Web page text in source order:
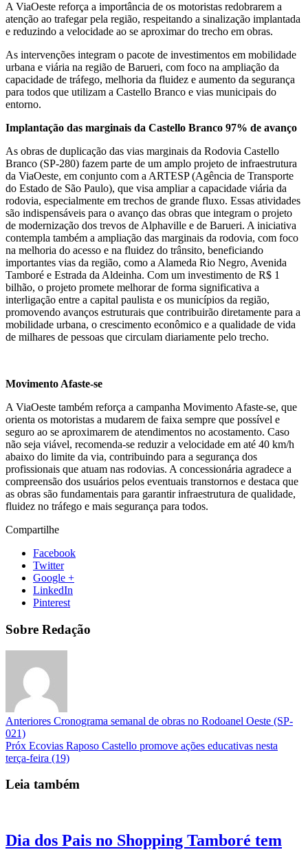
A ViaOeste reforça a importância de os motoristas redobrarem a
atenção ao trafegar pela região, respeitando a sinalização implantada
e reduzindo a velocidade ao se aproximar do trecho em obras.
As intervenções integram o pacote de investimentos em mobilidade
urbana e viária na região de Barueri, com foco na ampliação da
capacidade de tráfego, melhoria da fluidez e aumento da segurança
para todos que utilizam a Castello Branco e vias municipais do
entorno.
Implantação das marginais da Castello Branco 97% de avanço
As obras de duplicação das vias marginais da Rodovia Castello
Branco (SP-280) fazem parte de um amplo projeto de infraestrutura
da ViaOeste, em conjunto com a ARTESP (Agência de Transporte
do Estado de São Paulo), que visa ampliar a capacidade viária da
rodovia, especialmente em trechos de grande fluxo. Essas atividades
são indispensáveis para o avanço das obras que integram o projeto
de modernização dos trevos de Alphaville e de Barueri. A iniciativa
contempla também a ampliação das marginais da rodovia, com foco
na melhoria do acesso e na fluidez do trânsito, beneficiando
importantes vias da região, como a Alameda Rio Negro, Avenida
Tamboré e Estrada da Aldeinha. Com um investimento de R$ 1
bilhão, o projeto promete melhorar de forma significativa a
interligação entre a capital paulista e os municípios da região,
promovendo avanços estruturais que contribuirão diretamente para a
mobilidade urbana, o crescimento econômico e a qualidade de vida
de milhares de pessoas que circulam diariamente pelo trecho.
Movimento Afaste-se
A ViaOeste também reforça a campanha Movimento Afaste-se, que
orienta os motoristas a mudarem de faixa sempre que possível e
seguro ao se aproximarem de atendimentos no acostamento. Caso
não seja viável, recomenda-se reduzir a velocidade em até 40 km/h
abaixo do limite da via, contribuindo para a segurança dos
profissionais que atuam nas rodovias. A concessionária agradece a
compreensão dos usuários pelos eventuais transtornos e destaca que
as obras são fundamentais para garantir infraestrutura de qualidade,
fluidez no tráfego e mais segurança para todos.
Compartilhe
Facebook
Twitter
Google +
LinkedIn
Pinterest
Sobre Redação
Anteriores Cronograma semanal de obras no Rodoanel Oeste (SP-
021)
Próx Ecovias Raposo Castello promove ações educativas nesta
terça-feira (19)
Leia também
Dia dos Pais no Shopping Tamboré tem